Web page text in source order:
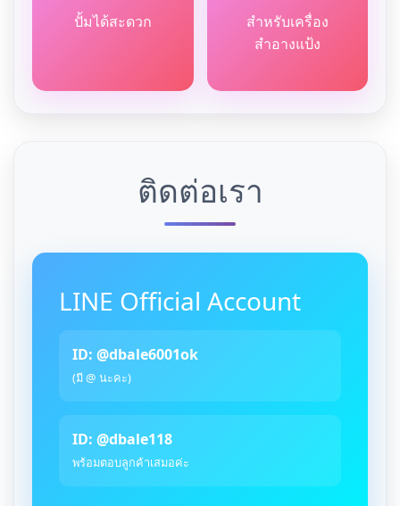
ปั้มได้สะดวก
สำหรับเครื่อง
สำอางแป้ง
ติดต่อเรา
LINE Official Account
ID: @dbale6001ok
(มี @ นะคะ)
ID: @dbale118
พร้อมตอบลูกค้าเสมอค่ะ